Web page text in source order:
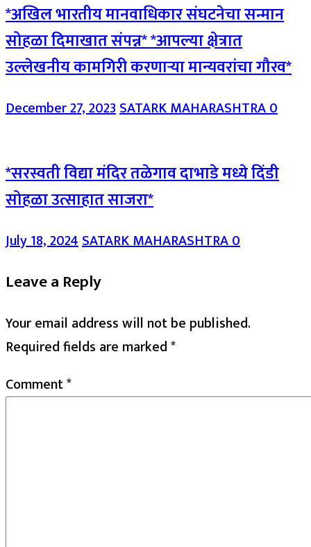
*अखिल भारतीय मानवाधिकार संघटनेचा सन्मान
सोहळा दिमाखात संपन्न* *आपल्या क्षेत्रात
उल्लेखनीय कामगिरी करणाऱ्या मान्यवरांचा गौरव*
December 27, 2023SATARK MAHARASHTRA0
*सरस्वती विद्या मंदिर तळेगाव दाभाडे मध्ये दिंडी
सोहळा उत्साहात साजरा*
July 18, 2024SATARK MAHARASHTRA0
Leave a Reply
Your email address will not be published.
Required fields are marked*
Comment*